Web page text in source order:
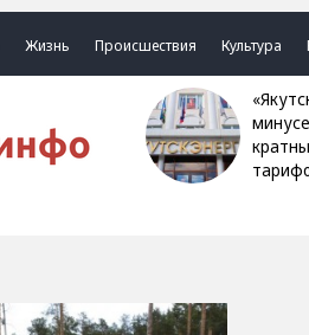
Жизнь Происшествия Культура
«Якутскэнерго» в